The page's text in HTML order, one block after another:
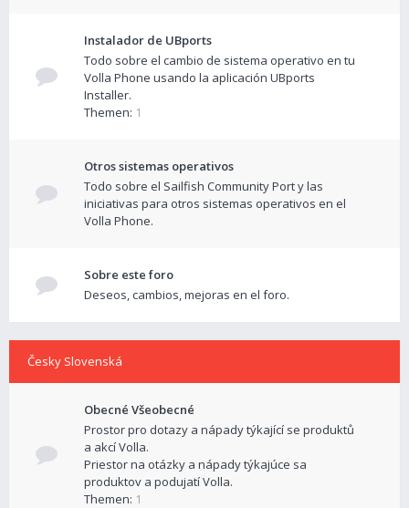
Instalador de UBports
Todo sobre el cambio de sistema operativo en tu
Volla Phone usando la aplicación UBports
Installer.
Themen: 1
Otros sistemas operativos
Todo sobre el Sailfish Community Port y las
iniciativas para otros sistemas operativos en el
Volla Phone.
Sobre este foro
Deseos, cambios, mejoras en el foro.
Česky Slovenská
Obecné Všeobecné
Prostor pro dotazy a nápady týkající se produktů
a akcí Volla.
Priestor na otázky a nápady týkajúce sa
produktov a podujatí Volla.
Themen: 1